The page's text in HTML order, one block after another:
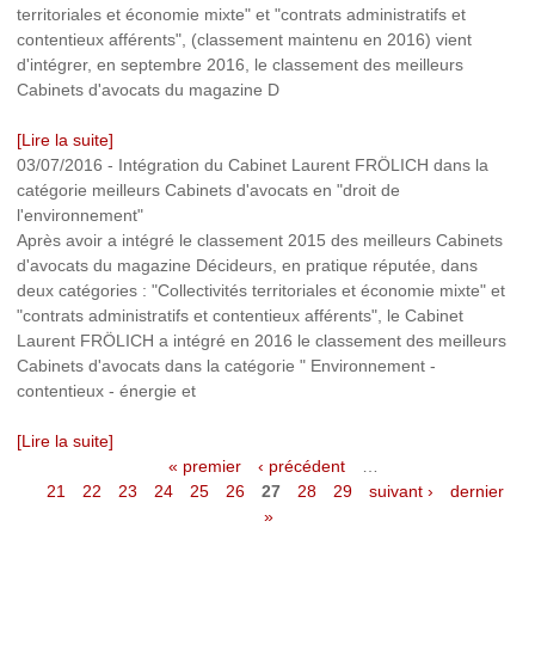
territoriales et économie mixte" et "contrats administratifs et
contentieux afférents", (classement maintenu en 2016) vient
d'intégrer, en septembre 2016, le classement des meilleurs
Cabinets d'avocats du magazine D
[Lire la suite]
03/07/2016 - Intégration du Cabinet Laurent FRÖLICH dans la
catégorie meilleurs Cabinets d'avocats en "droit de
l'environnement"
Après avoir a intégré le classement 2015 des meilleurs Cabinets
d'avocats du magazine Décideurs, en pratique réputée, dans
deux catégories : "Collectivités territoriales et économie mixte" et
"contrats administratifs et contentieux afférents", le Cabinet
Laurent FRÖLICH a intégré en 2016 le classement des meilleurs
Cabinets d'avocats dans la catégorie " Environnement -
contentieux - énergie et
[Lire la suite]
« premier ‹ précédent
21
22 23 24 25 26 27 28 29 suivant ›
dernier
»